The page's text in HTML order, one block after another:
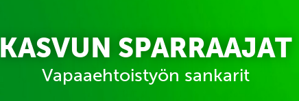
KASVUN SPARRAAJAT
Vapaaehtoistyön sankarit